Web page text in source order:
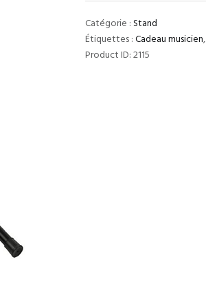
Catégorie :Stand
Étiquettes :Cadeau musicien,
Product ID:2115